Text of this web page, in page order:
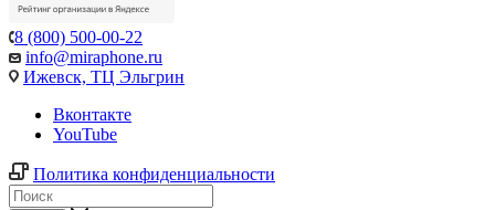
8 (800) 500-00-22
info@miraphone.ru
Ижевск, ТЦ Эльгрин
Вконтакте
YouTube
Политика конфиденциальности